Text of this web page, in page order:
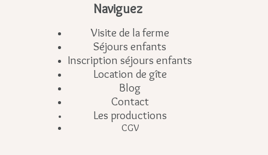
Naviguez
Visite de la ferme
Séjours enfants
Inscription séjours enfants
Location de gîte
Blog
Contact
Les productions
CGV